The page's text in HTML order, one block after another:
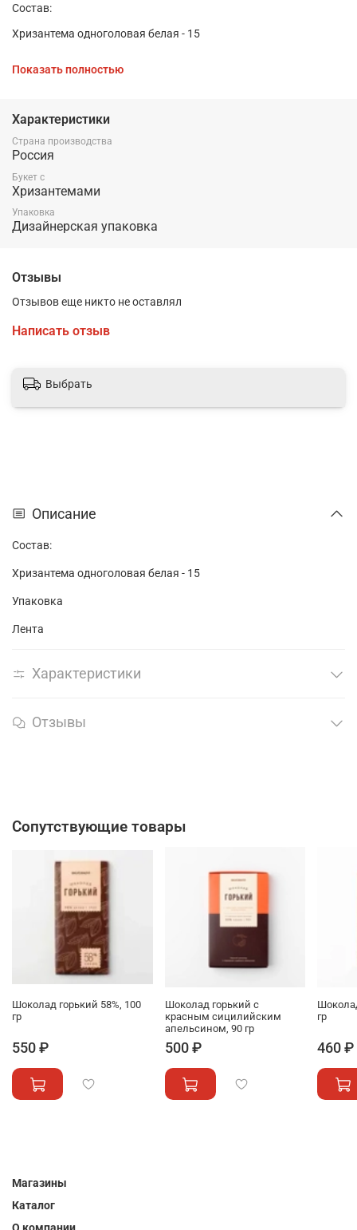
Состав:
Хризантема одноголовая белая - 15
Показать полностью
Характеристики
Страна производства
Россия
Букет с
Хризантемами
Упаковка
Дизайнерская упаковка
Отзывы
Отзывов еще никто не оставлял
Написать отзыв
Выбрать
Описание
Состав:
Хризантема одноголовая белая - 15
Упаковка
Лента
Характеристики
Отзывы
Сопутствующие товары
Шоколад горький 58%, 100
гр
550 ₽
Шоколад горький с
красным сицилийским
апельсином, 90 гр
500 ₽
гр
460 ₽
Магазины
Каталог